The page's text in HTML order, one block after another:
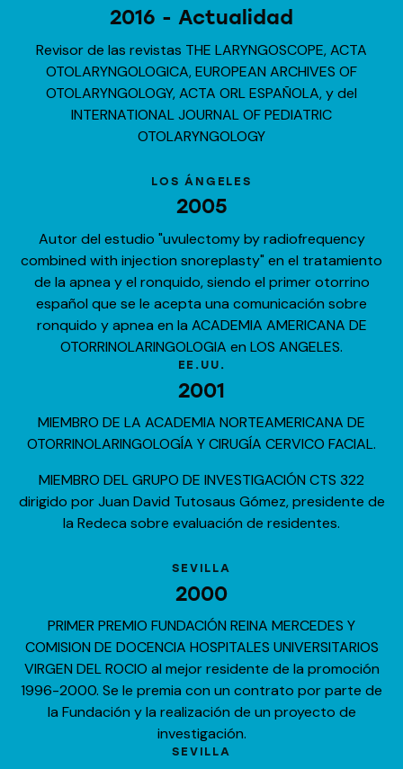
2016 - Actualidad
Revisor de las revistas THE LARYNGOSCOPE, ACTA
OTOLARYNGOLOGICA, EUROPEAN ARCHIVES OF
OTOLARYNGOLOGY, ACTA ORL ESPAÑOLA, y del
INTERNATIONAL JOURNAL OF PEDIATRIC
OTOLARYNGOLOGY
LOS ÁNGELES
2005
Autor del estudio "uvulectomy by radiofrequency
combined with injection snoreplasty" en el tratamiento
de la apnea y el ronquido, siendo el primer otorrino
español que se le acepta una comunicación sobre
ronquido y apnea en la ACADEMIA AMERICANA DE
OTORRINOLARINGOLOGIA en LOS ANGELES.
EE.UU.
2001
MIEMBRO DE LA ACADEMIA NORTEAMERICANA DE
OTORRINOLARINGOLOGÍA Y CIRUGÍA CERVICO FACIAL.
MIEMBRO DEL GRUPO DE INVESTIGACIÓN CTS 322
dirigido por Juan David Tutosaus Gómez, presidente de
la Redeca sobre evaluación de residentes.
SEVILLA
2000
PRIMER PREMIO FUNDACIÓN REINA MERCEDES Y
COMISION DE DOCENCIA HOSPITALES UNIVERSITARIOS
VIRGEN DEL ROCIO al mejor residente de la promoción
1996-2000. Se le premia con un contrato por parte de
la Fundación y la realización de un proyecto de
investigación.
SEVILLA